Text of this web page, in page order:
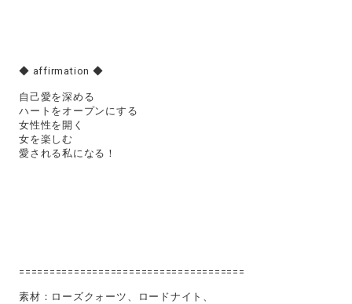
◆ affirmation ◆
自己愛を深める
ハートをオープンにする
女性性を開く
女を楽しむ
愛される私になる！
=====================================
素材：ローズクォーツ、ロードナイト、